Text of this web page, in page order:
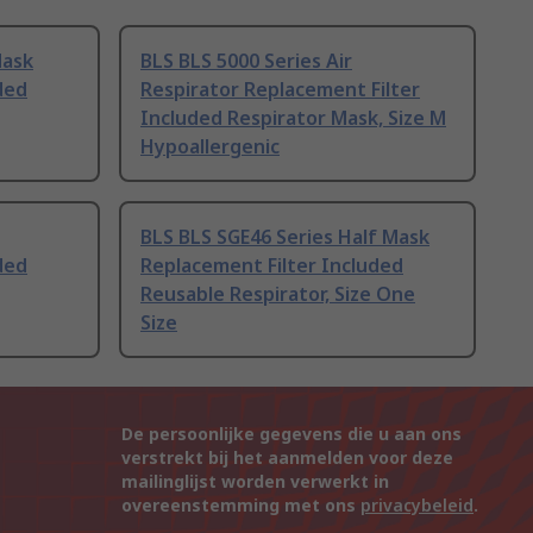
BLS BLS 5000 Series Air
Respirator Replacement Filter
Included Respirator Mask, Size M
Hypoallergenic
BLS BLS SGE46 Series Half Mask
Replacement Filter Included
Reusable Respirator, Size One
Size
De persoonlijke gegevens die u aan ons
verstrekt bij het aanmelden voor deze
mailinglijst worden verwerkt in
overeenstemming met ons privacybeleid.